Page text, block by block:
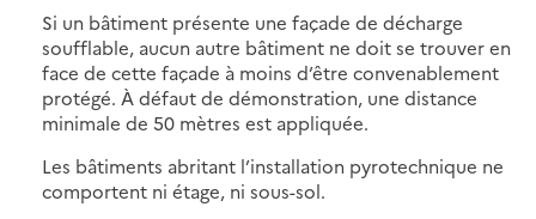
Si un bâtiment présente une façade de décharge
soufflable, aucun autre bâtiment ne doit se trouver en
face de cette façade à moins d’être convenablement
protégé. À défaut de démonstration, une distance
minimale de 50 mètres est appliquée.
Les bâtiments abritant l’installation pyrotechnique ne
comportent ni étage, ni sous-sol.